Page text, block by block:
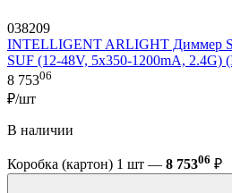
038209
INTELLIGENT ARLIGHT Диммер
SUF (12-48V, 5x350-1200mA, 2.4G)
8 75306
₽/шт
В наличии
Коробка (картон) 1 шт — 8 75306 ₽